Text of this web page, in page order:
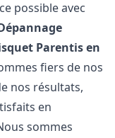
possible avec
Parentis en
fiers de nos
nos résultats,
en
sommes